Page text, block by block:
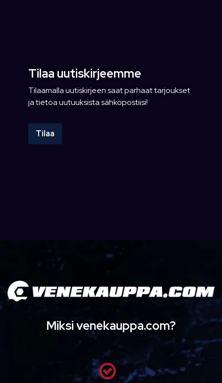
Tilaa uutiskirjeemme
Tilaamalla uutiskirjeen saat parhaat tarjoukset
ja tietoa uutuuksista sähköpostiisi!
Tilaa
Miksi venekauppa.com?